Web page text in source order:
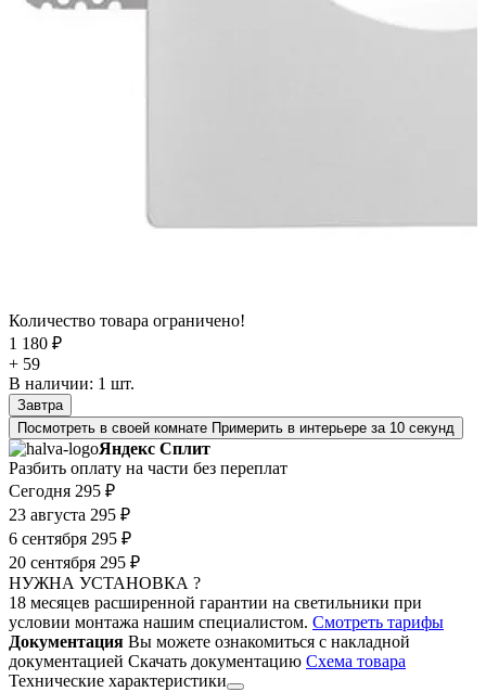
Количество товара ограничено!
1 180 ₽
+ 59
В наличии: 1 шт.
Завтра
Посмотреть в своей комнате Примерить в интерьере за 10 секунд
Яндекс Сплит
Разбить оплату на части без переплат
Сегодня 295 ₽
23 августа 295 ₽
6 сентября 295 ₽
20 сентября 295 ₽
НУЖНА УСТАНОВКА ?
18 месяцев расширенной гарантии на светильники при
условии монтажа нашим специалистом. Смотреть тарифы
Документация Вы можете ознакомиться с накладной
документацией Скачать документацию Cхема товара
Технические характеристики